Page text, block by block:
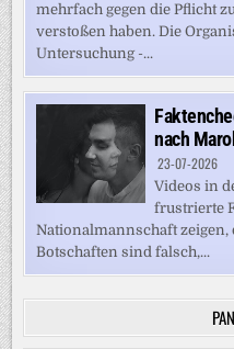
mehrfach gegen die Pflicht
verstoßen haben. Die
Untersuchung -...
nach
23-07-2026
Videos in
frustrierte
Nationalmannschaft zeigen,
Botschaften sind falsch,...